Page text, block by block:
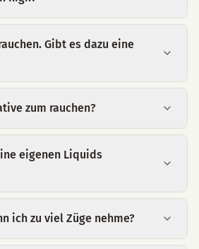
Gibt es dazu eine
zum rauchen?
eigenen Liquids
ich zu viel Züge nehme?